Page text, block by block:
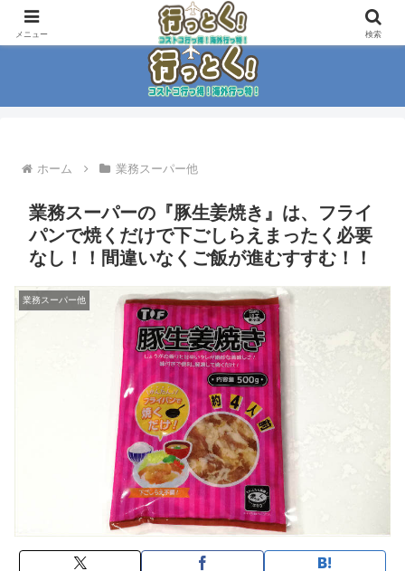
コストコ大好き家族がイチ押商品紹介！！
ホーム 業務スーパー他
業務スーパーの『豚生姜焼き』は、フライ
パンで焼くだけで下ごしらえまったく必要
なし！！間違いなくご飯が進むすすむ！！
業務スーパー他
メニュー 検索